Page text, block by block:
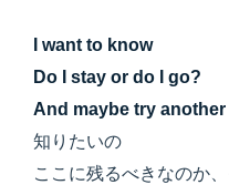
I want to know
Do I stay or do I go?
And maybe try another
知りたいの
ここに残るべきなのか